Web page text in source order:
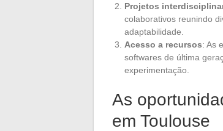
Projetos
colaborativos reunindo
adaptabilidade.
Acesso a recursos: As
softwares de última
experimentação.
As
em Toulouse